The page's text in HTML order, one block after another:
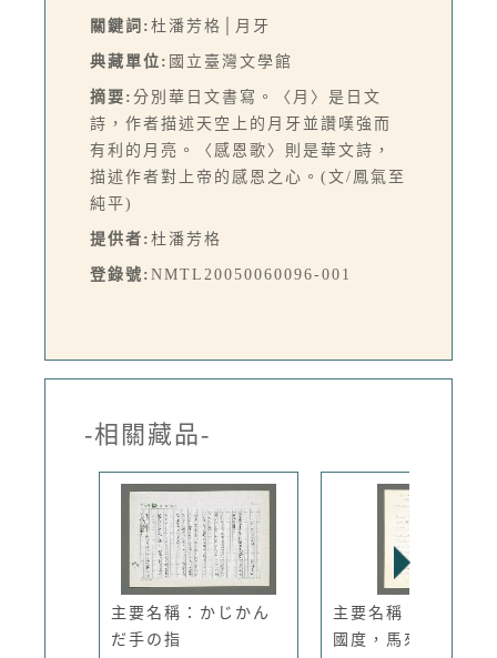
關鍵詞: 杜潘芳格│月牙
典藏單位: 國立臺灣文學館
摘要: 分別華日文書寫。〈月〉是日文
詩，作者描述天空上的月牙並讚嘆強而
有利的月亮。〈感恩歌〉則是華文詩，
描述作者對上帝的感恩之心。(文/鳳氣至
純平)
提供者: 杜潘芳格
登錄號: NMTL20050060096-001
-相關藏品-
主要名稱：かじかん
だ手の指
主要名稱：一個夢中
國度，馬來...